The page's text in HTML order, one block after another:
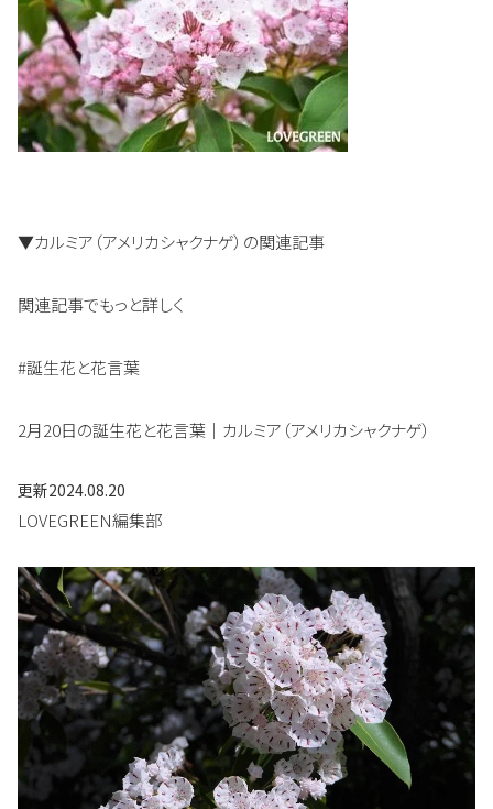
▼カルミア（アメリカシャクナゲ）の関連記事
関連記事でもっと詳しく
#誕生花と花言葉
2月20日の誕生花と花言葉｜カルミア（アメリカシャクナゲ）
更新2024.08.20
LOVEGREEN編集部